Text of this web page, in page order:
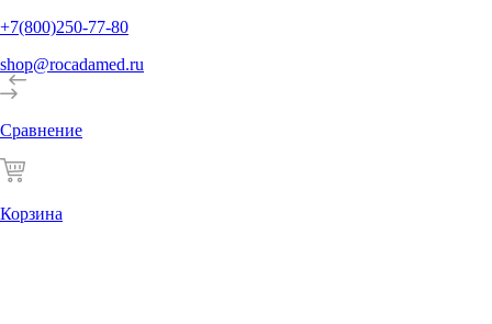
+7(800)250-77-80
shop@rocadamed.ru
Сравнение
Корзина